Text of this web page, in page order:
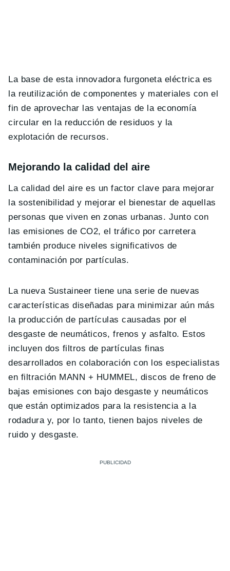
La base de esta innovadora furgoneta eléctrica es
la reutilización de componentes y materiales con el
fin de aprovechar las ventajas de la economía
circular en la reducción de residuos y la
explotación de recursos.
Mejorando la calidad del aire
La calidad del aire es un factor clave para mejorar
la sostenibilidad y mejorar el bienestar de aquellas
personas que viven en zonas urbanas. Junto con
las emisiones de CO2, el tráfico por carretera
también produce niveles significativos de
contaminación por partículas.
La nueva Sustaineer tiene una serie de nuevas
características diseñadas para minimizar aún más
la producción de partículas causadas por el
desgaste de neumáticos, frenos y asfalto. Estos
incluyen dos filtros de partículas finas
desarrollados en colaboración con los especialistas
en filtración MANN + HUMMEL, discos de freno de
bajas emisiones con bajo desgaste y neumáticos
que están optimizados para la resistencia a la
rodadura y, por lo tanto, tienen bajos niveles de
ruido y desgaste.